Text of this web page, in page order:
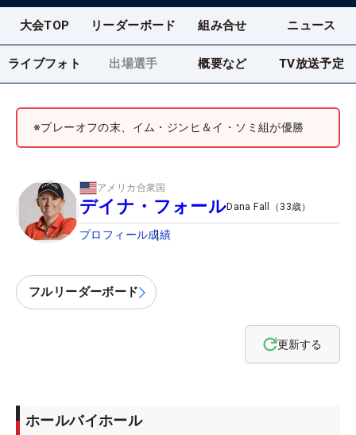
大会TOP リーダーボード 組み合せ ニュース
ライブフォト 出場選手 概要など TV放送予定
※プレーオフの末、イム・ジンヒ＆イ・ソミ組が優勝
アメリカ合衆国
デイナ・フォールDana Fall （ 33歳）
プロフィール成績
フルリーダーボード
更新する
ホールバイホール